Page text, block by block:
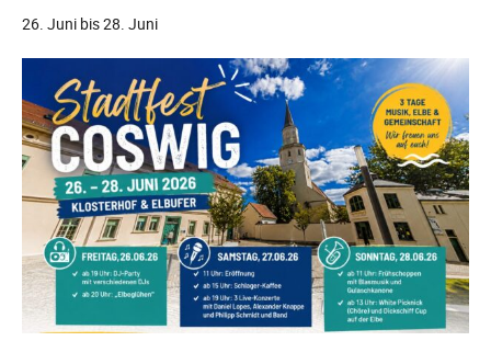
26. Juni bis28. Juni